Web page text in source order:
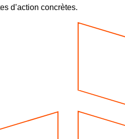
d’action concrètes.